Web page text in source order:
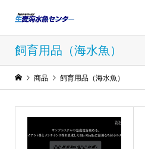
飼育用品（海水魚）
商品 飼育用品（海水魚）